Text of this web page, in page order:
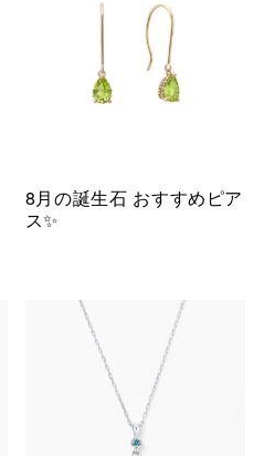
8月の誕生石 おすすめピア
ス✨